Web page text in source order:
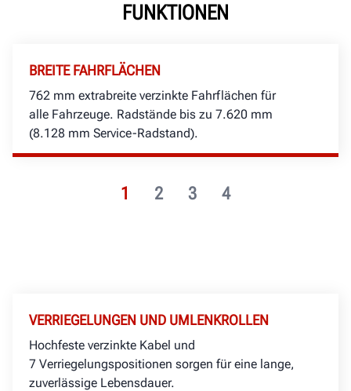
FUNKTIONEN
1 2 3 4
BREITE FAHRFLÄCHEN
762 mm extrabreite verzinkte Fahrflächen für
alle Fahrzeuge. Radstände bis zu 7.620 mm
(8.128 mm Service-Radstand).
VERRIEGELUNGEN UND UMLENKROLLEN
Hochfeste verzinkte Kabel und
7 Verriegelungspositionen sorgen für eine lange,
zuverlässige Lebensdauer.